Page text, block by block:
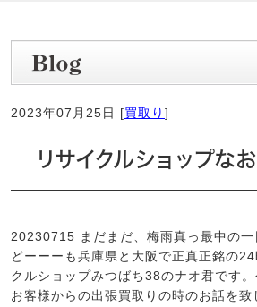
2023年07月25日 [買取り ]
リサイクルショップ
20230715 まだまだ、梅雨真っ最中の一
どーーーも兵庫県と大阪で正真正銘の
クルショップみつばち38のナオ君です
お客様からの出張買取りの時のお話を致